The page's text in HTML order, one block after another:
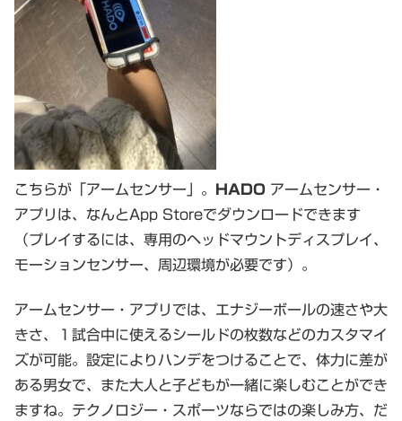
こちらが「アームセンサー」。 HADO アームセンサー・
アプリは、なんとApp Storeでダウンロードできます
（プレイするには、専用のヘッドマウントディスプレイ、
モーションセンサー、周辺環境が必要です）。
アームセンサー・アプリでは、エナジーボールの速さや大
きさ、１試合中に使えるシールドの枚数などのカスタマイ
ズが可能。設定によりハンデをつけることで、体力に差が
ある男女で、また大人と子どもが一緒に楽しむことができ
ますね。テクノロジー・スポーツならではの楽しみ方、だ